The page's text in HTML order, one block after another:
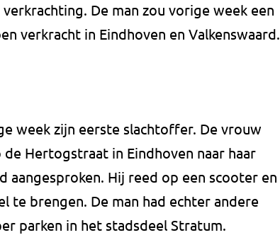
De man zou vorige week een
verkracht in Eindhoven en Valkenswaard.
week zijn eerste slachtoffer. De vrouw
Hertogstraat in Eindhoven naar haar
aangesproken. Hij reed op een scooter en
te brengen. De man had echter andere
parken in het stadsdeel Stratum.